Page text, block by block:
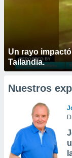
Un rayo
Tailandia.
Nuestros